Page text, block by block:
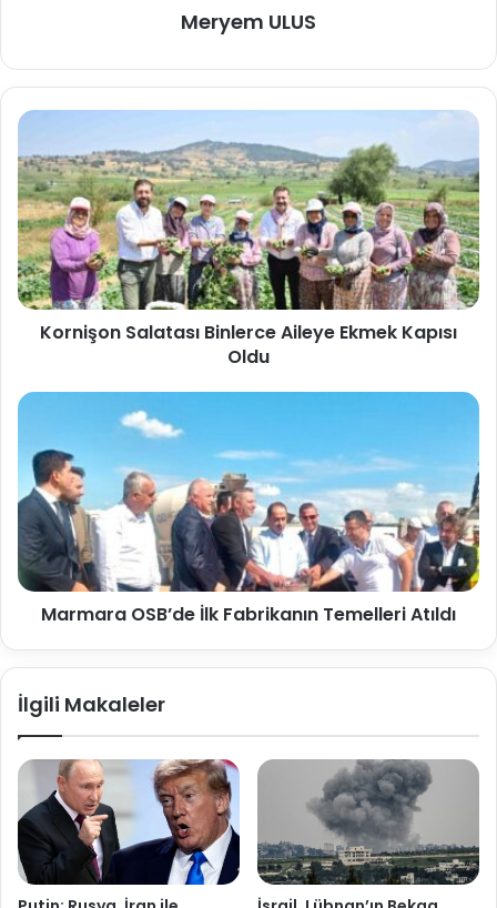
Meryem ULUS
Kornişon Salatası Binlerce Aileye Ekmek Kapısı
Oldu
Marmara OSB’de İlk Fabrikanın Temelleri Atıldı
İlgili Makaleler